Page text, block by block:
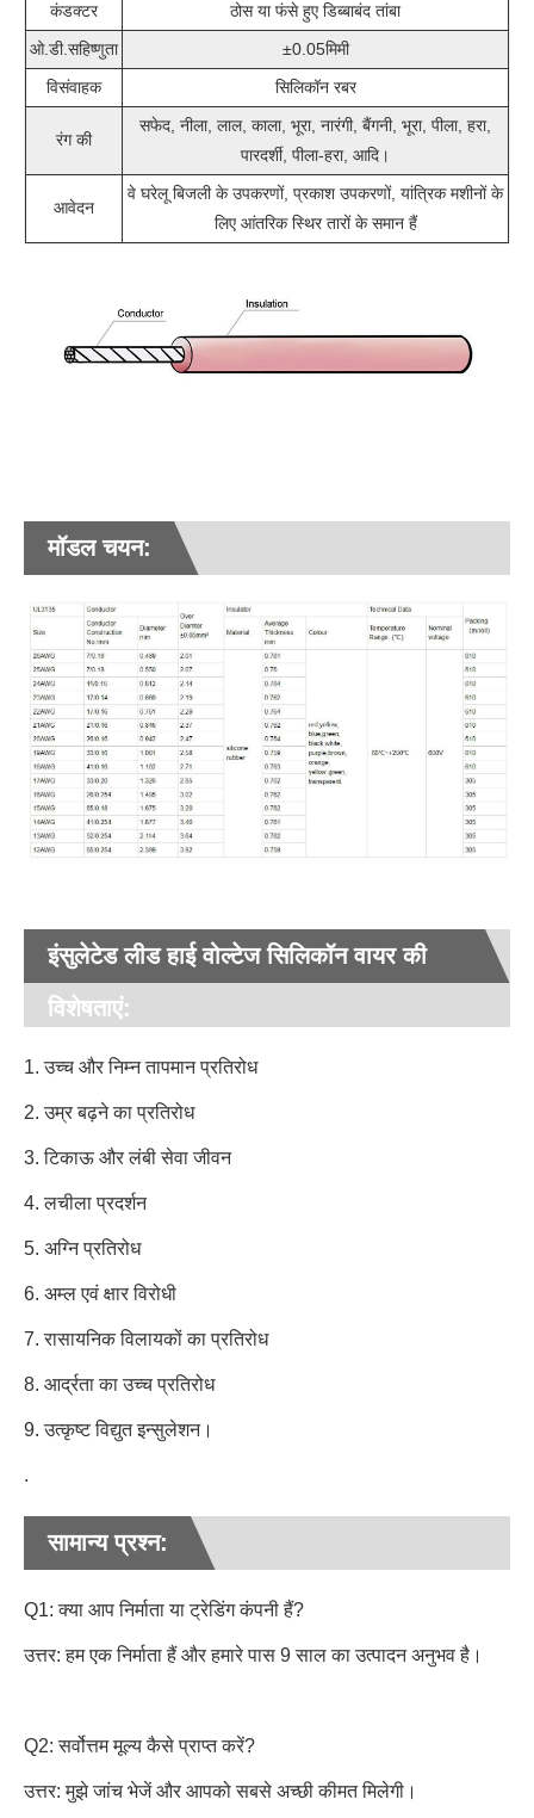
कंडक्टर
ठोस या फंसे हुए डिब्बाबंद तांबा
ओ.डी.सहिष्णुता
±0.05मिमी
विसंवाहक
सिलिकॉन रबर
रंग की
सफेद, नीला, लाल, काला, भूरा, नारंगी, बैंगनी, भूरा, पीला, हरा,
पारदर्शी, पीला-हरा, आदि।
आवेदन
वे घरेलू बिजली के उपकरणों, प्रकाश उपकरणों, यांत्रिक मशीनों के
लिए आंतरिक स्थिर तारों के समान हैं
मॉडल चयन:
इंसुलेटेड लीड हाई वोल्टेज सिलिकॉन वायर की
विशेषताएं:
1. उच्च और निम्न तापमान प्रतिरोध
2. उम्र बढ़ने का प्रतिरोध
3. टिकाऊ और लंबी सेवा जीवन
4. लचीला प्रदर्शन
5. अग्नि प्रतिरोध
6. अम्ल एवं क्षार विरोधी
7. रासायनिक विलायकों का प्रतिरोध
8. आर्द्रता का उच्च प्रतिरोध
9. उत्कृष्ट विद्युत इन्सुलेशन।
.
सामान्य प्रश्न:
Q1: क्या आप निर्माता या ट्रेडिंग कंपनी हैं?
उत्तर: हम एक निर्माता हैं और हमारे पास 9 साल का उत्पादन अनुभव है।
Q2: सर्वोत्तम मूल्य कैसे प्राप्त करें?
उत्तर: मुझे जांच भेजें और आपको सबसे अच्छी कीमत मिलेगी।